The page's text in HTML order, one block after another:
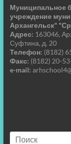
Муниципальное
учреждение
Архангельск"
Адрес: 163046,
Суфтина, д. 20
Телефон: (8182)
Факс: (8182) 20-
e-mail: